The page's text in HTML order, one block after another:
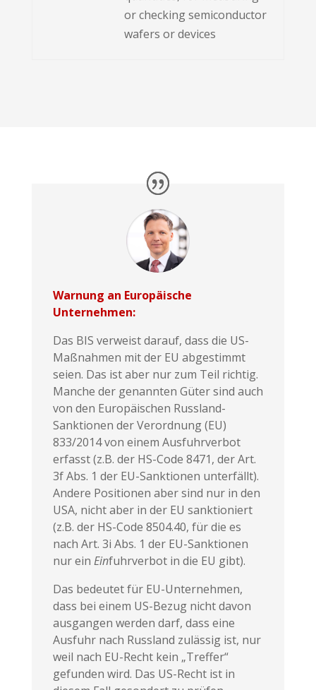
or checking semiconductor
wafers or devices
Warnung an Europäische
Unternehmen:
Das BIS verweist darauf, dass die US-
Maßnahmen mit der EU abgestimmt
seien. Das ist aber nur zum Teil richtig.
Manche der genannten Güter sind auch
von den Europäischen Russland-
Sanktionen der Verordnung (EU)
833/2014 von einem Ausfuhrverbot
erfasst (z.B. der HS-Code 8471, der Art.
3f Abs. 1 der EU-Sanktionen unterfällt).
Andere Positionen aber sind nur in den
USA, nicht aber in der EU sanktioniert
(z.B. der HS-Code 8504.40, für die es
nach Art. 3i Abs. 1 der EU-Sanktionen
nur ein Einfuhrverbot in die EU gibt).
Das bedeutet für EU-Unternehmen,
dass bei einem US-Bezug nicht davon
ausgangen werden darf, dass eine
Ausfuhr nach Russland zulässig ist, nur
weil nach EU-Recht kein „Treffer“
gefunden wird. Das US-Recht ist in